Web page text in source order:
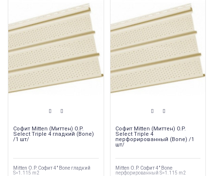
Софит Mitten (Миттен) O.P.
Select Triple 4 гладкий (Bone)
/1 шт/
Mitten O.P. Софит 4" Bone гладкий
S=1.115 m2
Софит Mitten (Миттен) O.P.
Select Triple 4
перфорированный (Bone) /1
шт/
Mitten O.P. Софит 4" Bone
перфорированный S=1.115 m2